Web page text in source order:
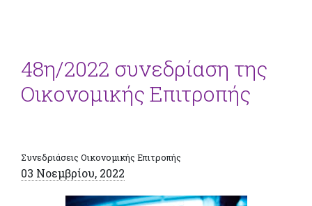
48η/2022 συνεδρίαση της
Οικονομικής Επιτροπής
Συνεδριάσεις Οικονομικής Επιτροπής
03 Νοεμβρίου, 2022